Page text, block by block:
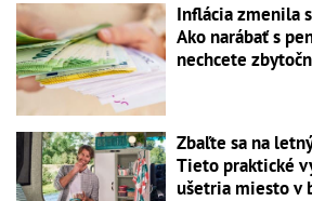
Inflácia zmenila
Ako narábať s
nechcete
Zbaľte sa na
Tieto praktické
ušetria miesto v